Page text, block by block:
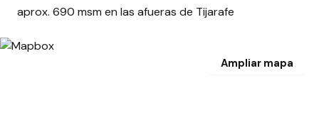
aprox. 690 msm en las afueras de Tijarafe
Ampliar mapa